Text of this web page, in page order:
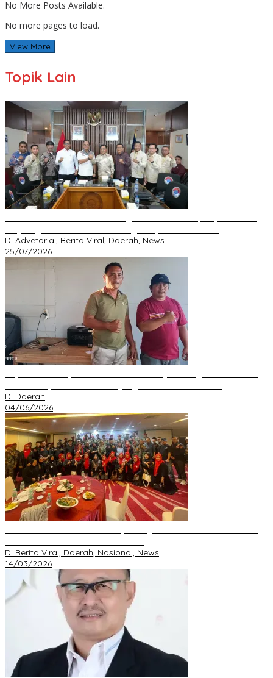
No More Posts Available.
No more pages to load.
View More
Topik Lain
Di Advetorial, Berita Viral, Daerah, News
25/07/2026
Di Daerah
04/06/2026
Di Berita Viral, Daerah, Nasional, News
14/03/2026